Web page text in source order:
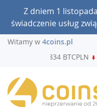
Z dniem 1
świadczenie usług
Witamy w 4coins.pl
834 / 240 834 BTCPLN